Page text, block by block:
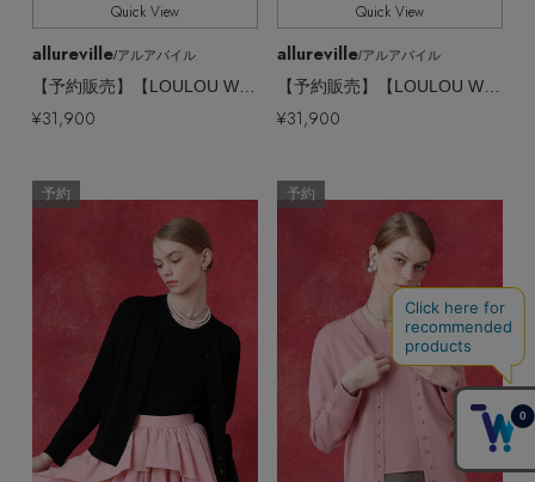
Quick View
allureville/アルアバイル
【予約販売】【LOULOU WILLOUGHBY】レーシィーニットインナー
¥31,900
Quick View
allureville/アルアバイル
【予約販売】【LOULOU WILLOUGHBY】スーパーファインメリノカーディガン
¥31,900
予約
予約